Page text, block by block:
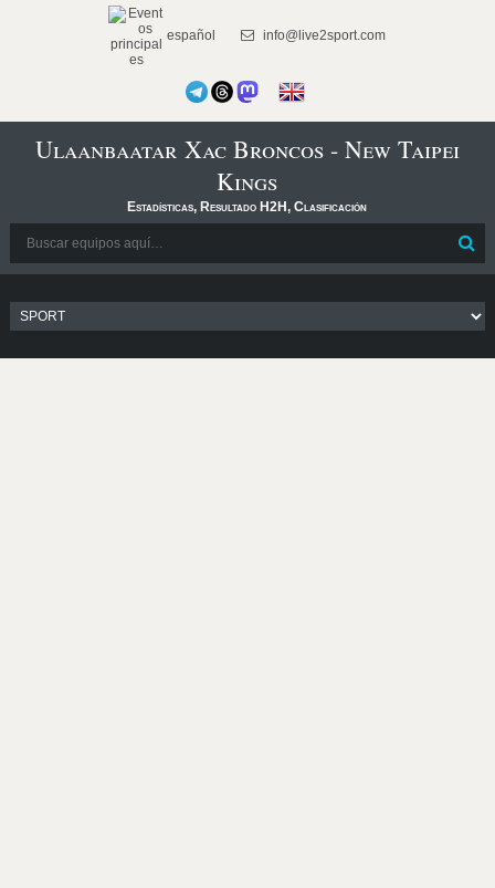
español info@live2sport.com
Ulaanbaatar Xac Broncos - New Taipei
Kings
Estadísticas, Resultado H2H, Clasificación